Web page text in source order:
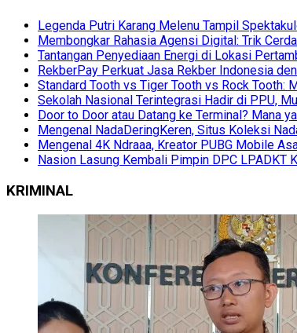
Legenda Putri Karang Melenu Tampil
Membongkar Rahasia Agensi Digital: Trik
Tantangan Penyediaan Energi di Lokasi
RekberPay Perkuat Jasa Rekber Indonesia
Standard Tooth vs Tiger Tooth vs Rock Tooth:
Sekolah Nasional Terintegrasi Hadir di PPU,
Door to Door atau Datang ke Terminal? Mana
Mengenal NadaDeringKeren, Situs Koleksi
Mengenal 4K Ndraaa, Kreator PUBG Mobile
Nasion Lasung Kembali Pimpin DPC LPADKT
KRIMINAL